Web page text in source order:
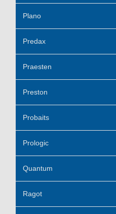
Plano
Predax
Praesten
Preston
Probaits
Prologic
Quantum
Ragot